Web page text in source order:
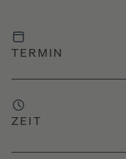
TERMIN
ZEIT